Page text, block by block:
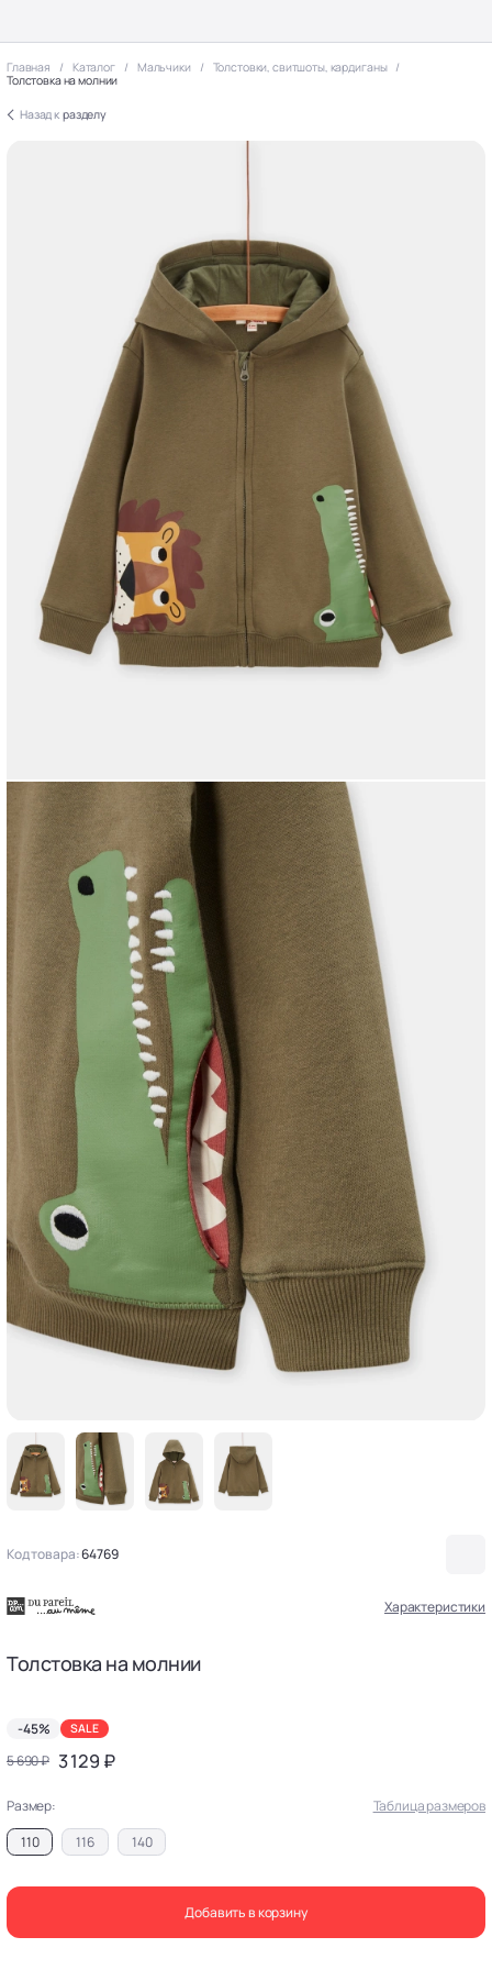
Главная Каталог Мальчики
Толстовки, свитшоты, кардиганы
Толстовка на молнии
Назад к разделу
Код товара:64769
Характеристики
Толстовка на молнии
-45% SALE
5 690 ₽ 3 129 ₽
Размер:
Таблица размеров
110
116 140
Добавить в корзину